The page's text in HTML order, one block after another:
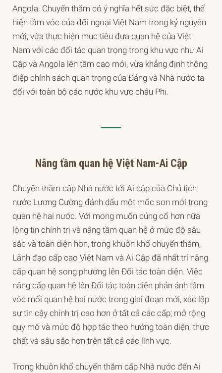
Angola. Chuyến thăm có ý nghĩa hết sức đặc biệt, thể
hiện tầm vóc của đối ngoại Việt Nam trong kỷ nguyên
mới, vừa thực hiện mục tiêu đưa quan hệ của Việt
Nam với các đối tác quan trọng trong khu vực như Ai
Cập và Angola lên tầm cao mới, vừa khẳng định thông
điệp chính sách quan trọng của Đảng và Nhà nước ta
đối với toàn bộ các nước khu vực châu Phi.
Nâng tầm quan hệ Việt Nam-Ai Cập
Chuyến thăm cấp Nhà nước tới Ai cập của Chủ tịch
nước Lương Cường đánh dấu một mốc son mới trong
quan hệ hai nước. Với mong muốn củng cố hơn nữa
lòng tin chính trị và nâng tầm quan hệ ở mức độ sâu
sắc và toàn diện hơn, trong khuôn khổ chuyến thăm,
Lãnh đạo cấp cao Việt Nam và Ai Cập đã nhất trí nâng
cấp quan hệ song phương lên Đối tác toàn diện. Việc
nâng cấp quan hệ lên Đối tác toàn diện phản ánh tầm
vóc mối quan hệ hai nước trong giai đoạn mới, xác lập
sự tin cậy chính trị cao hơn ở tất cả các cấp; mở rộng
quy mô và mức độ hợp tác theo hướng toàn diện, thực
chất và sâu sắc hơn trên tất cả các lĩnh vực.
Trong khuôn khổ chuyến thăm cấp Nhà nước đến Ai